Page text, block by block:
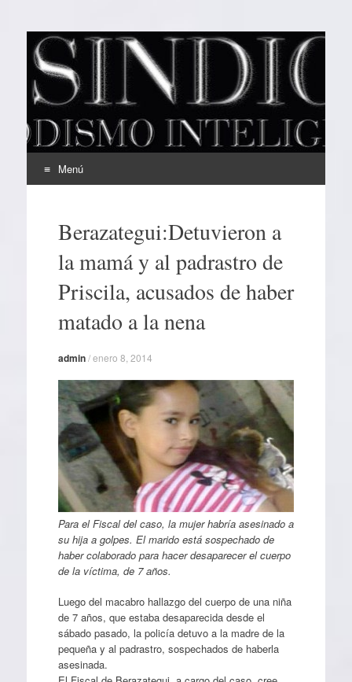
EL SINDICAL
Periodismo Inteligente
Menú
contenidoBerazategui:Detuvieron a
la mamá y al padrastro de
Priscila, acusados de haber
matado a la nena
admin/enero 8, 2014
Para el Fiscal del caso, la mujer habría asesinado a
su hija a golpes. El marido está sospechado de
haber colaborado para hacer desaparecer el cuerpo
de la víctima, de 7 años.
Luego del macabro hallazgo del cuerpo de una niña
de 7 años, que estaba desaparecida desde el
sábado pasado, la policía detuvo a la madre de la
pequeña y al padrastro, sospechados de haberla
asesinada.